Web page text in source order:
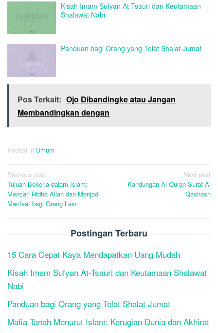
Kisah Imam Sufyan At-Tsauri dan Keutamaan
Shalawat Nabi
Panduan bagi Orang yang Telat Shalat Jumat
Pos Terkait: Ojo Dibandingke atau Jangan
Membandingkan dengan
Posted in Umum
Post
navigation
Previous post
Tujuan Bekerja dalam Islam:
Mencari Ridha Allah dan Menjadi
Manfaat bagi Orang Lain
Next post
Kandungan Al Quran Surat Al
Qashash
Postingan Terbaru
15 Cara Cepat Kaya Mendapatkan Uang Mudah
Kisah Imam Sufyan At-Tsauri dan Keutamaan Shalawat
Nabi
Panduan bagi Orang yang Telat Shalat Jumat
Mafia Tanah Menurut Islam: Kerugian Dunia dan Akhirat